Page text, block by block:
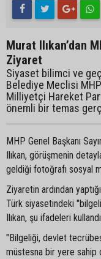
Murat Ilıkan’dan
Ziyaret
Siyaset bilimci ve
Belediye Meclisi
Milliyetçi Hareket
önemli bir temas
MHP Genel Başkanı
Ilıkan, görüşmenin
geldiği fotoğrafı sosyal
Ziyaretin ardından
Türk siyasetindeki
Ilıkan, şu ifadeleri
"Bilgeliği, devlet
müstesna bir yere sahip